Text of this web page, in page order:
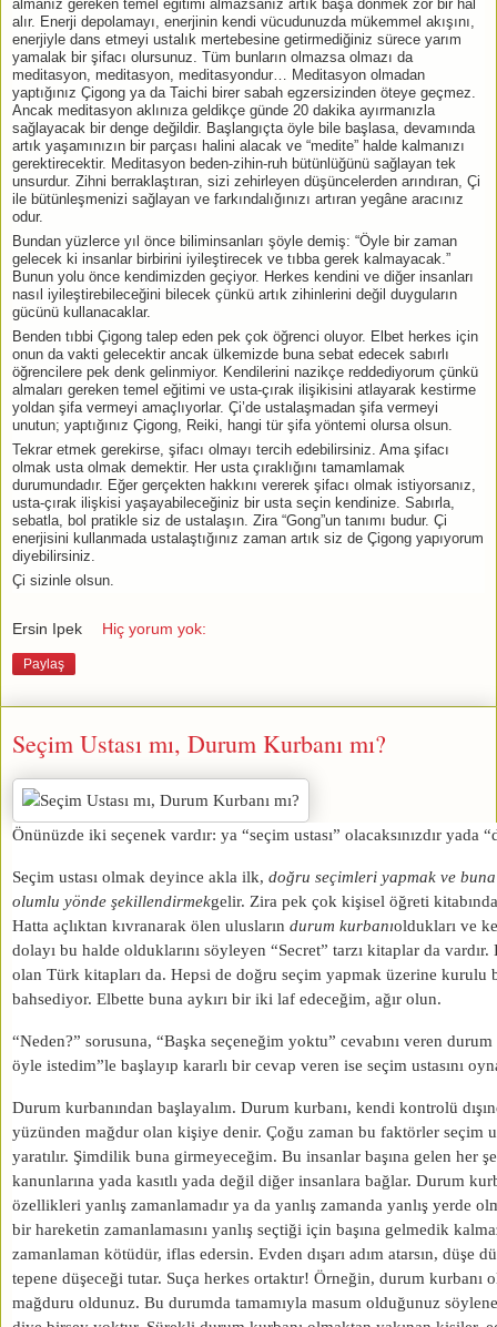
almanız gereken temel eğitimi almazsanız artık başa dönmek zor bir hal
alır. Enerji depolamayı, enerjinin kendi vücudunuzda mükemmel akışını,
enerjiyle dans etmeyi ustalık mertebesine getirmediğiniz sürece yarım
yamalak bir şifacı olursunuz. Tüm bunların olmazsa olmazı da
meditasyon, meditasyon, meditasyondur… Meditasyon olmadan
yaptığınız Çigong ya da Taichi birer sabah egzersizinden öteye geçmez.
Ancak meditasyon aklınıza geldikçe günde 20 dakika ayırmanızla
sağlayacak bir denge değildir. Başlangıçta öyle bile başlasa, devamında
artık yaşamınızın bir parçası halini alacak ve “medite” halde kalmanızı
gerektirecektir. Meditasyon beden-zihin-ruh bütünlüğünü sağlayan tek
unsurdur. Zihni berraklaştıran, sizi zehirleyen düşüncelerden arındıran, Çi
ile bütünleşmenizi sağlayan ve farkındalığınızı artıran yegâne aracınız
odur.
Bundan yüzlerce yıl önce biliminsanları şöyle demiş: “Öyle bir zaman
gelecek ki insanlar birbirini iyileştirecek ve tıbba gerek kalmayacak.”
Bunun yolu önce kendimizden geçiyor. Herkes kendini ve diğer insanları
nasıl iyileştirebileceğini bilecek çünkü artık zihinlerini değil duyguların
gücünü kullanacaklar.
Benden tıbbi Çigong talep eden pek çok öğrenci oluyor. Elbet herkes için
onun da vakti gelecektir ancak ülkemizde buna sebat edecek sabırlı
öğrencilere pek denk gelinmiyor. Kendilerini nazikçe reddediyorum çünkü
almaları gereken temel eğitimi ve usta-çırak ilişikisini atlayarak kestirme
yoldan şifa vermeyi amaçlıyorlar. Çi’de ustalaşmadan şifa vermeyi
unutun; yaptığınız Çigong, Reiki, hangi tür şifa yöntemi olursa olsun.
Tekrar etmek gerekirse, şifacı olmayı tercih edebilirsiniz. Ama şifacı
olmak usta olmak demektir. Her usta çıraklığını tamamlamak
durumundadır. Eğer gerçekten hakkını vererek şifacı olmak istiyorsanız,
usta-çırak ilişkisi yaşayabileceğiniz bir usta seçin kendinize. Sabırla,
sebatla, bol pratikle siz de ustalaşın. Zira “Gong”un tanımı budur. Çi
enerjisini kullanmada ustalaştığınız zaman artık siz de Çigong yapıyorum
diyebilirsiniz.
Çi sizinle olsun.
Ersin Ipek Hiç yorum yok:
Paylaş
Seçim Ustası mı, Durum Kurbanı mı?
Önünüzde iki seçenek vardır: ya “seçim ustası” olacaksınızdır yada
Seçim ustası olmak deyince akla ilk, doğru seçimleri yapmak ve buna
olumlu yönde şekillendirmekgelir. Zira pek çok kişisel öğreti
Hatta açlıktan kıvranarak ölen ulusların durum kurbanıoldukları ve
dolayı bu halde olduklarını söyleyen “Secret” tarzı kitaplar da
olan Türk kitapları da. Hepsi de doğru seçim yapmak üzerine kurulu
bahsediyor. Elbette buna aykırı bir iki laf edeceğim, ağır olun.
“Neden?” sorusuna, “Başka seçeneğim yoktu” cevabını veren
öyle istedim”le başlayıp kararlı bir cevap veren ise seçim ustasını
Durum kurbanından başlayalım. Durum kurbanı, kendi kontrolü
yüzünden mağdur olan kişiye denir. Çoğu zaman bu faktörler seçim
yaratılır. Şimdilik buna girmeyeceğim. Bu insanlar başına gelen her
kanunlarına yada kasıtlı yada değil diğer insanlara bağlar. Durum
özellikleri yanlış zamanlamadır ya da yanlış zamanda yanlış yerde
bir hareketin zamanlamasını yanlış seçtiği için başına gelmedik
zamanlaman kötüdür, iflas edersin. Evden dışarı adım atarsın, düşe
tepene düşeceği tutar. Suça herkes ortaktır! Örneğin, durum kurbanı
mağduru oldunuz. Bu durumda tamamıyla masum olduğunuz